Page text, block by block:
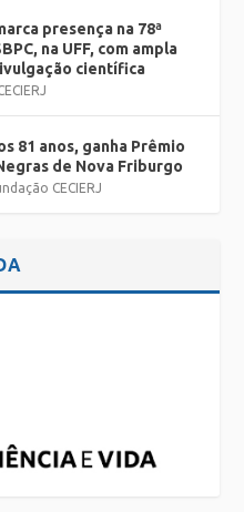
presença na 78ª
na UFF, com ampla
científica
81 anos, ganha Prêmio
de Nova Friburgo
CECIERJ